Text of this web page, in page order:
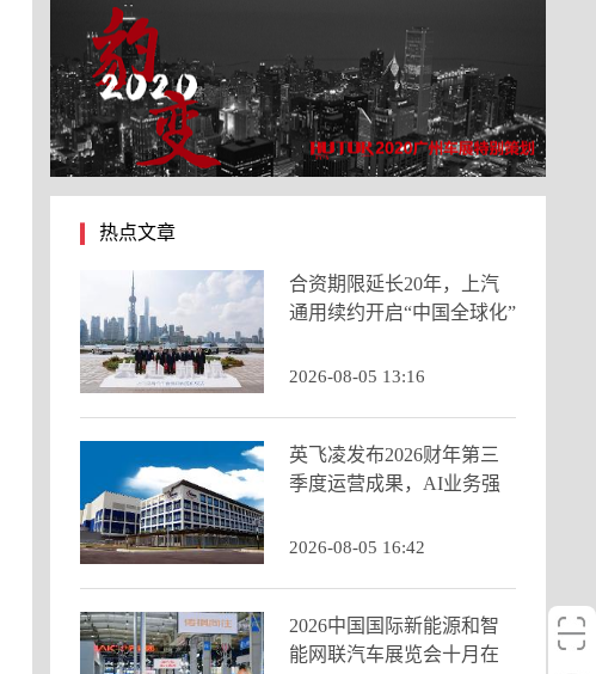
热点文章
合资期限延长20年，上汽
通用续约开启“中国全球化”
2026-08-05 13:16
英飞凌发布2026财年第三
季度运营成果，AI业务强
史新高
2026-08-05 16:42
2026中国国际新能源和智
能网联汽车展览会十月在